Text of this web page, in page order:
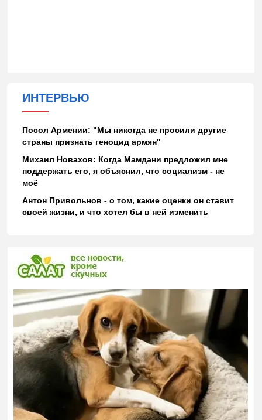
ИНТЕРВЬЮ
Посол Армении: "Мы никогда не просили другие
страны признать геноцид армян"
Михаил Новахов: Когда Мамдани предложил мне
поддержать его, я объяснил, что социализм - не
моё
Антон Привольнов - о том, какие оценки он ставит
своей жизни, и что хотел бы в ней изменить